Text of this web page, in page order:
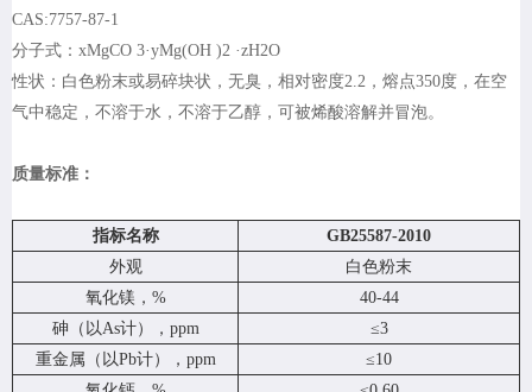
CAS:7757-87-1
分子式：xMgCO 3·yMg(OH )2 ·zH2O
性状：白色粉末或易碎块状，无臭，相对密度2.2，熔点350度，在空
气中稳定，不溶于水，不溶于乙醇，可被烯酸溶解并冒泡。
质量标准：
指标名称
GB25587-2010
外观
白色粉末
氧化镁，%
40-44
砷（以As计），ppm
≤3
重金属（以Pb计），ppm
≤10